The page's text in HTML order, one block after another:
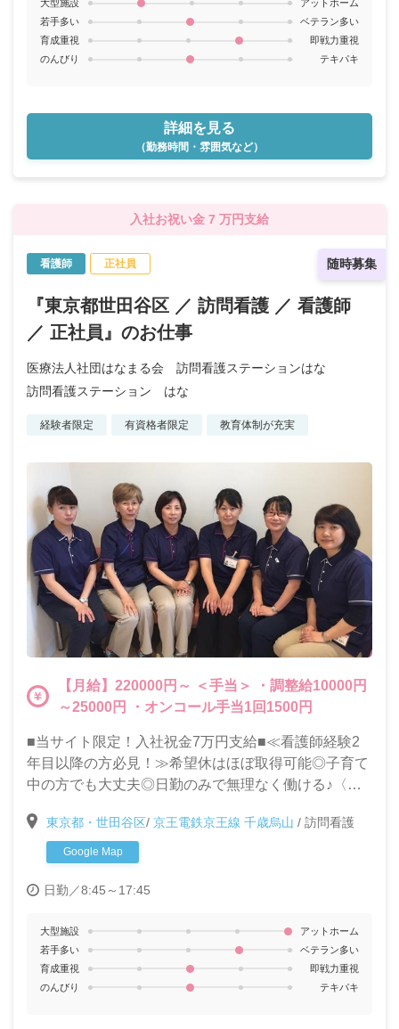
大型施設
アットホーム
若手多い
ベテラン多い
育成重視
即戦力重視
のんびり
テキパキ
詳細を見る
（勤務時間・雰囲気など）
入社お祝い金 7 万円支給
随時募集
看護師 正社員
『東京都世田谷区 ／ 訪問看護 ／ 看護師
／ 正社員』のお仕事
医療法人社団はなまる会 訪問看護ステーションはな
訪問看護ステーション はな
経験者限定 有資格者限定 教育体制が充実
【月給】220000円～ ＜手当＞ ・調整給10000円
～25000円 ・オンコール手当1回1500円
■当サイト限定！入社祝金7万円支給■≪看護師経験2
年目以降の方必見！≫希望休はほぼ取得可能◎子育て
中の方でも大丈夫◎日勤のみで無理なく働ける♪〈賞
東京都・世田谷区/ 京王電鉄京王線 千歳烏山 / 訪問看護
Google Map
日勤／8:45～17:45
大型施設
アットホーム
若手多い
ベテラン多い
育成重視
即戦力重視
のんびり
テキパキ